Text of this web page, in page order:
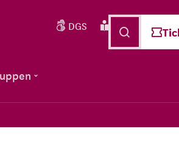
DGS Leichte Sprache